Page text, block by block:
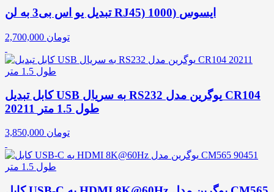
تبدیل یو اس بی3 به لن RJ45) 1000) ایسوس
2,700,000 تومان
کابل تبدیل USB به سریال RS232 یوگرین مدل CR104
20211 طول 1.5 متر
3,850,000 تومان